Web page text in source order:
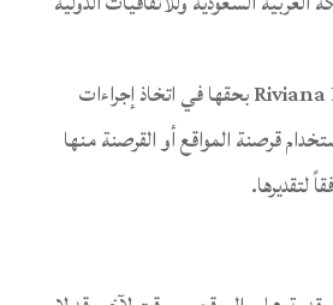
تحتفظ شركة Riviana Foods بحقها في اتخاذ إجراءات
قرصنة المواقع أو القرصنة منها
لتقديرها.